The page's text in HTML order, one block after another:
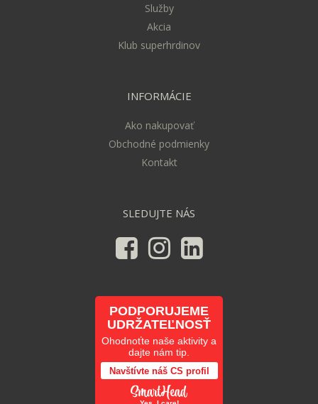
Služby
Akcia
Klub superhrdinov
INFORMÁCIE
Ako nakupovať
Obchodné podmienky
Kontakt
SLEDUJTE NÁS
PODPORUJEME
UDRŽATEĽNOSŤ
Ohodnoťte naše aktivity a
dajte nám tip.
Navštívte náš CS profil